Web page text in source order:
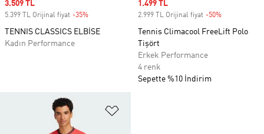
Sale price
3.509 TL
5.399 TL Orijinal fiyat -35%
TENNIS CLASSICS ELBİSE
Kadın Performance
Sale price
1.499 TL
2.999 TL Orijinal fiyat -50%
Tennis Climacool FreeLift Polo
Tişört
Erkek Performance
4 renk
Sepette %10 İndirim